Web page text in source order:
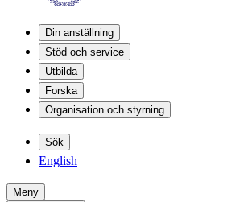
Din anställning
Stöd och service
Utbilda
Forska
Organisation och styrning
Sök
English
Meny